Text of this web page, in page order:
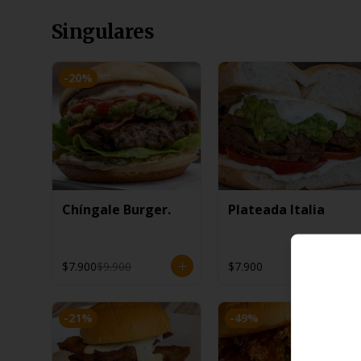
Singulares
-20%
Chíngale Burger.
$7.900$9.900
Plateada Italia
$7.900
-21% -49%